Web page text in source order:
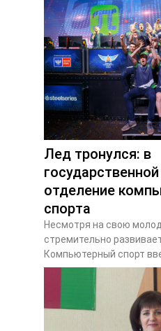
Лед тронулся: в
отделение
спорта
Несмотря на свою
стремительно
Компьютерный спорт